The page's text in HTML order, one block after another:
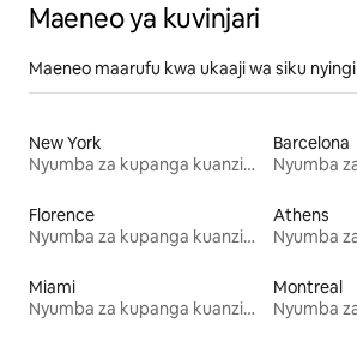
Maeneo ya kuvinjari
Maeneo maarufu kwa ukaaji wa siku nyingi
New York
Nyumba za kupanga kuanzia mwezi mmoja
Barcelona
Florence
Nyumba za kupanga kuanzia mwezi mmoja
Athens
Miami
Nyumba za kupanga kuanzia mwezi mmoja
Montreal